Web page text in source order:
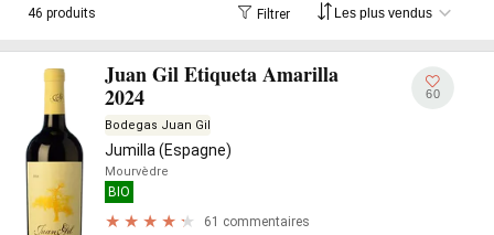
46 produits Filtrer
Juan Gil Etiqueta Amarilla
2024
Bodegas Juan Gil
Jumilla (Espagne)
Mourvèdre
BIO
61 commentaires
60